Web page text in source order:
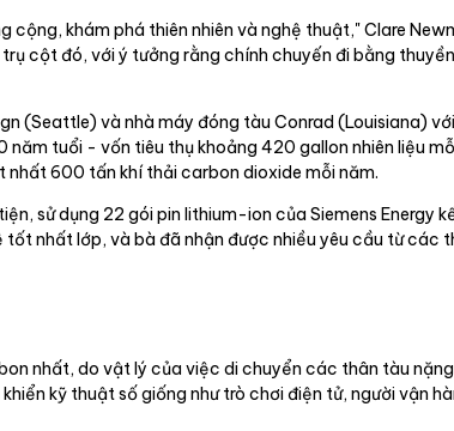
khám phá thiên nhiên và nghệ thuật," Clare
cột đó, với ý tưởng rằng chính chuyến đi bằng
(Seattle) và nhà máy đóng tàu Conrad (Louisiana)
năm tuổi - vốn tiêu thụ khoảng 420 gallon nhiên liệu
nhất 600 tấn khí thải carbon dioxide mỗi năm.
sử dụng 22 gói pin lithium-ion của Siemens Energy
nhất lớp, và bà đã nhận được nhiều yêu cầu từ các
nhất, do vật lý của việc di chuyển các thân tàu
kỹ thuật số giống như trò chơi điện tử, người vận